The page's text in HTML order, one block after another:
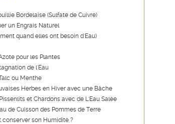
Bordelaise (Sulfate de Cuivre)
un Engrais Naturel
quand elles ont besoin d'Eau)
pour les Plantes
de l'Eau
ou Menthe
Herbes en Hiver avec une Bâche
et Chardons avec de L'Eau Salée
de Cuisson des Pommes de Terre
conserver son Humidité ?